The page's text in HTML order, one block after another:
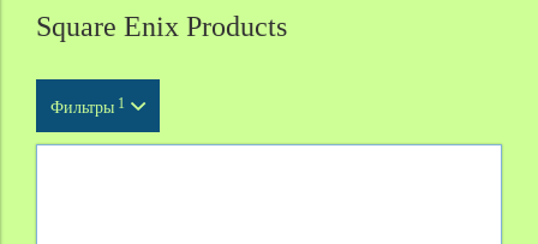
Square Enix Products
Фильтры 1